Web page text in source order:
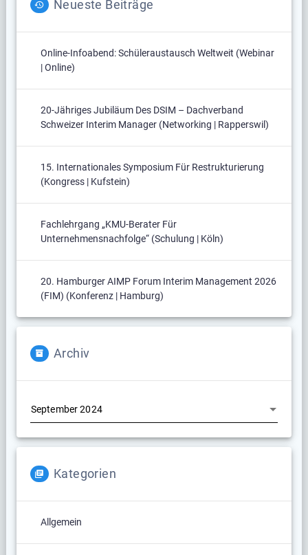
Neueste Beiträge
Online-Infoabend: Schüleraustausch Weltweit (Webinar
| Online)
20-Jähriges Jubiläum Des DSIM – Dachverband
Schweizer Interim Manager (Networking | Rapperswil)
15. Internationales Symposium Für Restrukturierung
(Kongress | Kufstein)
Fachlehrgang „KMU-Berater Für
Unternehmensnachfolge“ (Schulung | Köln)
20. Hamburger AIMP Forum Interim Management 2026
(FIM) (Konferenz | Hamburg)
Archiv
Kategorien
Allgemein